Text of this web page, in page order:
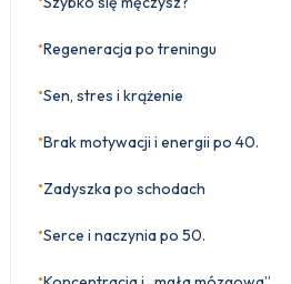
•Regeneracja po treningu
•Sen, stres i krążenie
•Brak motywacji i energii po 40.
•Zadyszka po schodach
•Serce i naczynia po 50.
•